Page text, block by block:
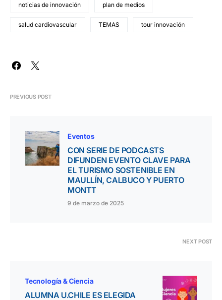
noticias de innovación plan de medios
salud cardiovascular TEMAS tour innovación
PREVIOUS POST
Eventos
CON SERIE DE PODCASTS
DIFUNDEN EVENTO CLAVE PARA
EL TURISMO SOSTENIBLE EN
MAULLÍN, CALBUCO Y PUERTO
MONTT
9 de marzo de 2025
NEXT POST
Tecnología & Ciencia
ALUMNA U.CHILE ES ELEGIDA